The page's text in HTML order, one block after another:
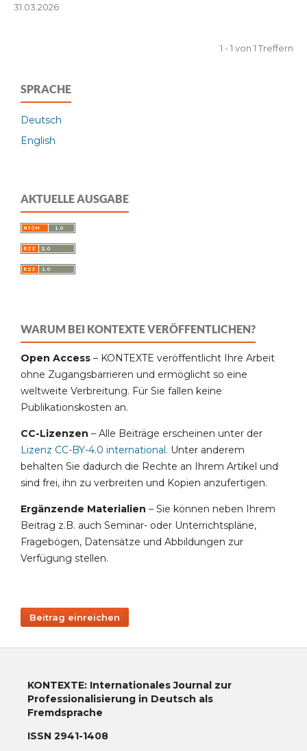
31.03.2026
1 - 1 von 1 Treffern
SPRACHE
Deutsch
English
AKTUELLE AUSGABE
WARUM BEI KONTEXTE VERÖFFENTLICHEN?
Open Access – KONTEXTE veröffentlicht Ihre Arbeit
ohne Zugangsbarrieren und ermöglicht so eine
weltweite Verbreitung. Für Sie fallen keine
Publikationskosten an.
CC-Lizenzen – Alle Beiträge erscheinen unter der
Lizenz CC-BY-4.0 international. Unter anderem
behalten Sie dadurch die Rechte an Ihrem Artikel und
sind frei, ihn zu verbreiten und Kopien anzufertigen.
Ergänzende Materialien – Sie können neben Ihrem
Beitrag z.B. auch Seminar- oder Unterrichtspläne,
Fragebögen, Datensätze und Abbildungen zur
Verfügung stellen.
Beitrag einreichen
KONTEXTE: Internationales Journal zur
Professionalisierung in Deutsch als
Fremdsprache
ISSN 2941-1408